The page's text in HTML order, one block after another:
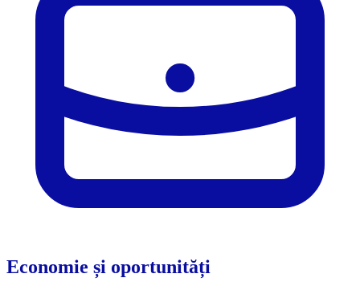
Economie și oportunități